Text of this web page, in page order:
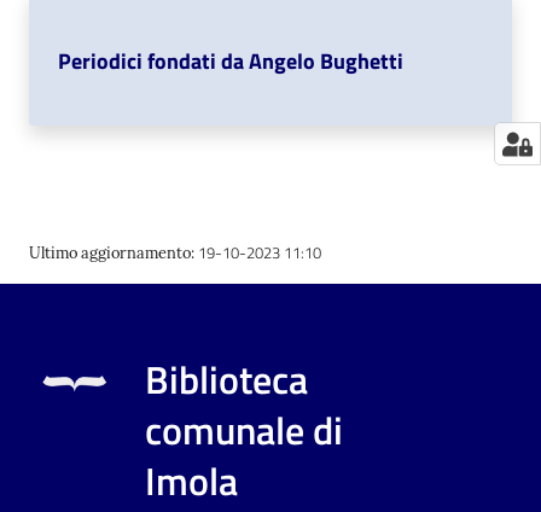
Avvisi
Orari
Periodici fondati da Angelo Bughetti
Ultimo aggiornamento: 19-10-2023 11:10
Biblioteca
comunale di
Imola